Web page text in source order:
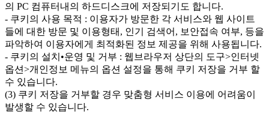
의 PC 컴퓨터내의 하드디스크에 저장되기도 합니다.
- 쿠키의 사용 목적 : 이용자가 방문한 각 서비스와 웹 사이트
들에 대한 방문 및 이용형태, 인기 검색어, 보안접속 여부, 등을
파악하여 이용자에게 최적화된 정보 제공을 위해 사용됩니다.
- 쿠키의 설치•운영 및 거부 : 웹브라우저 상단의 도구>인터넷
옵션>개인정보 메뉴의 옵션 설정을 통해 쿠키 저장을 거부 할
수 있습니다.
(3) 쿠키 저장을 거부할 경우 맞춤형 서비스 이용에 어려움이
발생할 수 있습니다.